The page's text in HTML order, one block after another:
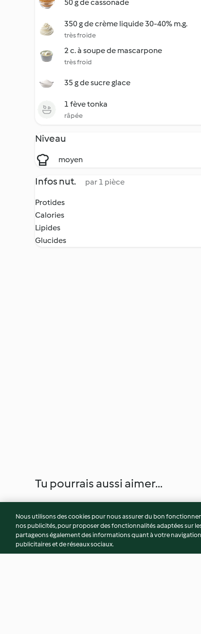
50 g de cassonade
350 g de crème liquide 30-40% m.g.
très froide
2 c. à soupe de mascarpone
très froid
35 g de sucre glace
1 fève tonka
râpée
Niveau
moyen
Infos nut. par 1 pièce
Protides
Calories
Lipides
Glucides
Tu pourrais aussi aimer...
Nous utilisons des cookies pour nous assurer du bon
nos publicités, pour proposer des fonctionnalités adaptées sur
partageons également des informations quant à votre
publicitaires et de réseaux sociaux.